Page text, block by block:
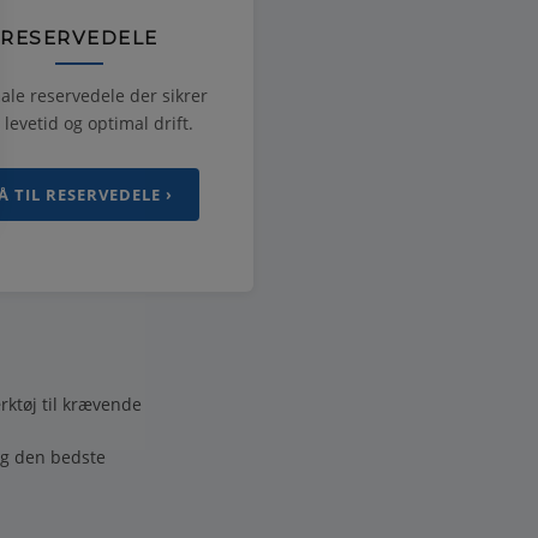
RESERVEDELE
reservedele der sikrer
levetid og optimal drift.
TIL RESERVEDELE ›
til krævende
den bedste